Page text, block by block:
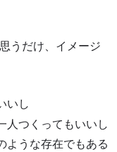
うだけ、イメージ
いし
人つくってもいいし
ような存在でもある